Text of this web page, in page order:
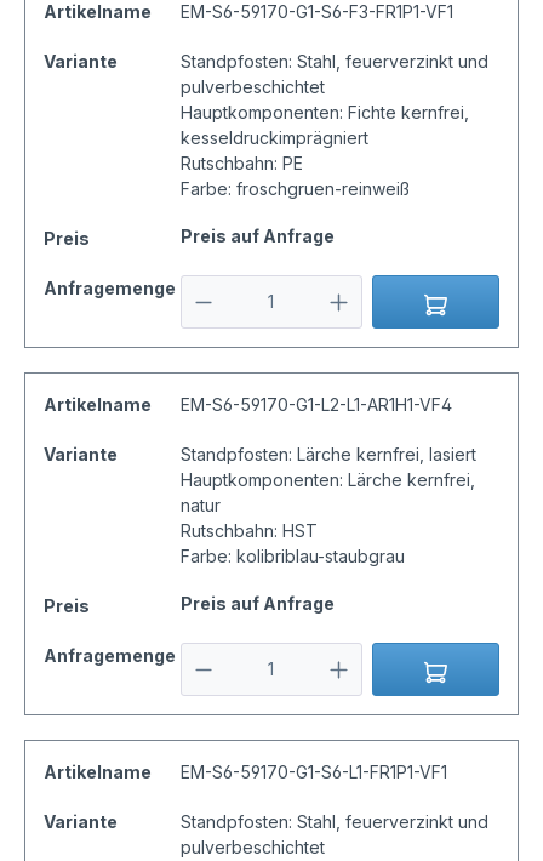
Artikelname EM-S6-59170-G1-S6-F3-FR1P1-VF1
Variante
Standpfosten: Stahl, feuerverzinkt und
pulverbeschichtet
Hauptkomponenten: Fichte kernfrei,
kesseldruckimprägniert
Rutschbahn: PE
Farbe: froschgruen-reinweiß
Preis Preis auf Anfrage
Anfragemenge
Artikelname EM-S6-59170-G1-L2-L1-AR1H1-VF4
Variante
Standpfosten: Lärche kernfrei, lasiert
Hauptkomponenten: Lärche kernfrei,
natur
Rutschbahn: HST
Farbe: kolibriblau-staubgrau
Preis Preis auf Anfrage
Anfragemenge
Artikelname EM-S6-59170-G1-S6-L1-FR1P1-VF1
Variante
Standpfosten: Stahl, feuerverzinkt und
pulverbeschichtet